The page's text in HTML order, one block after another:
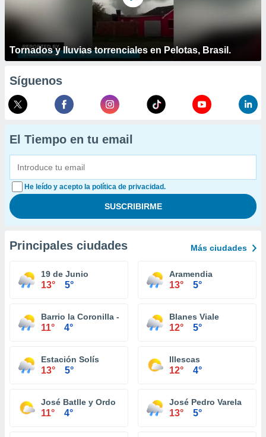
Tornados y lluvias torrenciales en Pelotas, Brasil.
Síguenos
El Tiempo en tu email
He leído y acepto la política de privacidad.
Principales ciudades Más ciudades
19 de Junio
13° 5°
Aramendia
13° 5°
Barrio la Coronilla - Ancap
11° 4°
Blanes Viale
12° 5°
Estación Solís
13° 5°
Illescas
12° 4°
José Batlle y Ordo
11° 4°
José Pedro Varela
13° 5°